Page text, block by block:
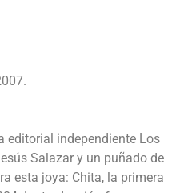
editorial independiente Los
Salazar y un puñado de
esta joya: Chita, la primera